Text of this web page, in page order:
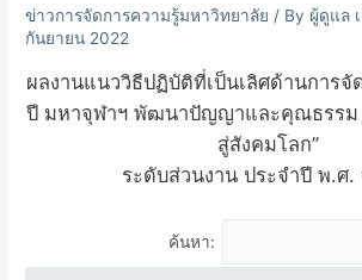
ข่าวการจัดการความรู้มหาวิทยาลัย / By ผู้ดูแล
กันยายน 2022
ผลงานแนววิธีปฏิบัติที่เป็นเลิศด้านการจั
ปี มหาจุฬาฯ พัฒนาปัญญาและคุณธรรม
สู่สังคมโลก”
ระดับส่วนงาน ประจำปี พ.ศ
ค้นหา: